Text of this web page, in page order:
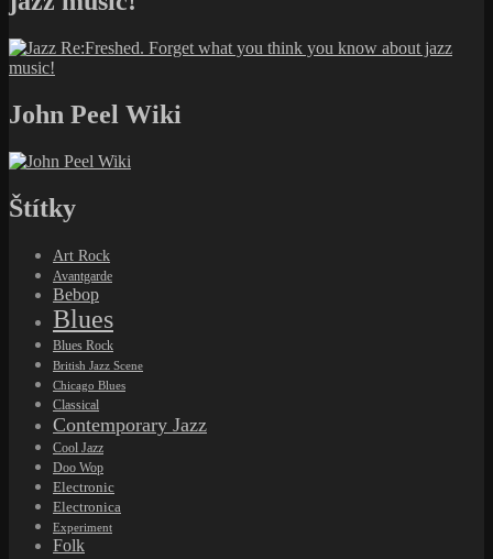
John Peel Wiki
Štítky
Art Rock
Avantgarde
Bebop
Blues
Blues Rock
British Jazz Scene
Chicago Blues
Classical
Contemporary Jazz
Cool Jazz
Doo Wop
Electronic
Electronica
Experiment
Folk